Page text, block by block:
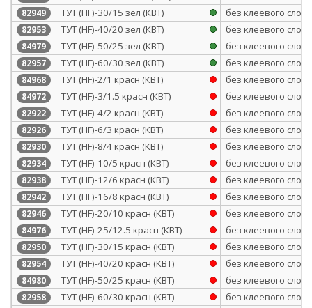
82949 ТУТ (HF)-30/15 зел (КВТ) без клеевого слоя
82953 ТУТ (HF)-40/20 зел (КВТ) без клеевого слоя
84979 ТУТ (HF)-50/25 зел (КВТ) без клеевого слоя
82957 ТУТ (HF)-60/30 зел (КВТ) без клеевого слоя
84968 ТУТ (HF)-2/1 красн (КВТ) без клеевого слоя
84972 ТУТ (HF)-3/1.5 красн (КВТ) без клеевого слоя
82922 ТУТ (HF)-4/2 красн (КВТ) без клеевого слоя
82926 ТУТ (HF)-6/3 красн (КВТ) без клеевого слоя
82930 ТУТ (HF)-8/4 красн (КВТ) без клеевого слоя
82934 ТУТ (HF)-10/5 красн (КВТ) без клеевого слоя
82938 ТУТ (HF)-12/6 красн (КВТ) без клеевого слоя
82942 ТУТ (HF)-16/8 красн (КВТ) без клеевого слоя
82946 ТУТ (HF)-20/10 красн (КВТ) без клеевого слоя
84976 ТУТ (HF)-25/12.5 красн (КВТ) без клеевого слоя
82950 ТУТ (HF)-30/15 красн (КВТ) без клеевого слоя
82954 ТУТ (HF)-40/20 красн (КВТ) без клеевого слоя
84980 ТУТ (HF)-50/25 красн (КВТ) без клеевого слоя
82958 ТУТ (HF)-60/30 красн (КВТ)
без клеевого слоя